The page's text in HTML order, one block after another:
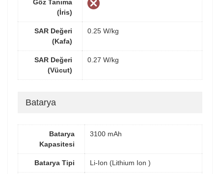
Göz Tanıma
(İris)
SAR Değeri
(Kafa)
0.25 W/kg
SAR Değeri
(Vücut)
0.27 W/kg
Batarya
Batarya
Kapasitesi
3100 mAh
Batarya Tipi Li-Ion (Lithium Ion )